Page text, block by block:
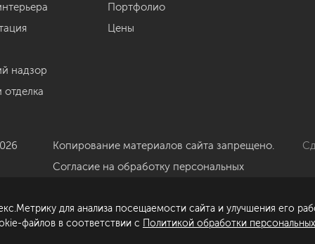
надзор
Портфолио
Цены
Копирование материалов сайта запрещено.
Согласие на обработку персональных
Политика обработки персональных данных
для анализа посещаемости сайта и улучшения его
файлов в соответствии с Политикой обработки